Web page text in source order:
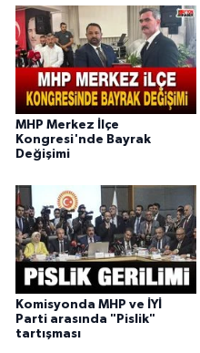
MHP Merkez İlçe
Kongresi'nde Bayrak
Değişimi
Komisyonda MHP ve İYİ
Parti arasında "Pislik"
tartışması